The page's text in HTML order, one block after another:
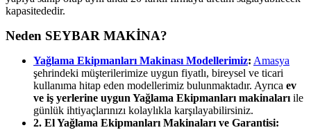
kapasitededir.
Neden SEYBAR MAKİNA?
Yağlama Ekipmanları Makinası Modellerimiz: Amasya
şehrindeki müşterilerimize uygun fiyatlı, bireysel ve ticari
kullanıma hitap eden modellerimiz bulunmaktadır. Ayrıca ev
ve iş yerlerine uygun Yağlama Ekipmanları makinaları ile
günlük ihtiyaçlarınızı kolaylıkla karşılayabilirsiniz.
2. El Yağlama Ekipmanları Makinaları ve Garantisi: